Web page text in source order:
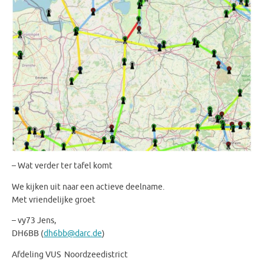
– Wat verder ter tafel komt
We kijken uit naar een actieve deelname.
Met vriendelijke groet
– vy73 Jens,
DH6BB (dh6bb@darc.de)
Afdeling VUS Noordzeedistrict